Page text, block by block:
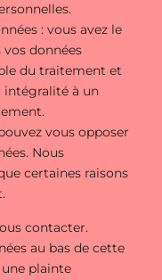
: vous avez le
données
du traitement et
intégralité à un
vous opposer
Nous
certaines raisons
contacter.
au bas de cette
plainte